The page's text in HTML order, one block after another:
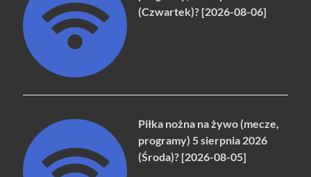
(Czwartek)? [2026-08-06]
Piłka nożna na żywo (mecze,
programy) 5 sierpnia 2026
(Środa)? [2026-08-05]